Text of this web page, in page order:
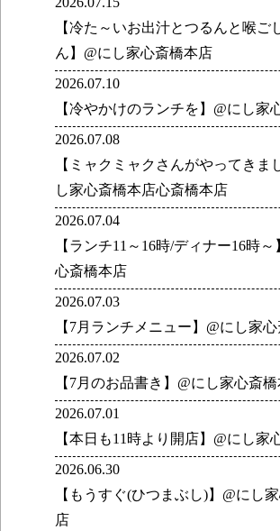
【冷た～いお出汁とつるんと喉ご
ん】@にし家心斎橋本店
2026.07.10
【冷やかけのランチを】@にし家
2026.07.08
【ミャクミャクさんがやってきま
し家心斎橋本店心斎橋本店
2026.07.04
【ランチ11～16時/ディナー16時
心斎橋本店
2026.07.03
【7月ランチメニュー】@にし家
2026.07.02
【7月のお品書き】@にし家心斎
2026.07.01
【本日も11時より開店】@にし家
2026.06.30
【もうすぐ(ひつまぶし)】@にし
店